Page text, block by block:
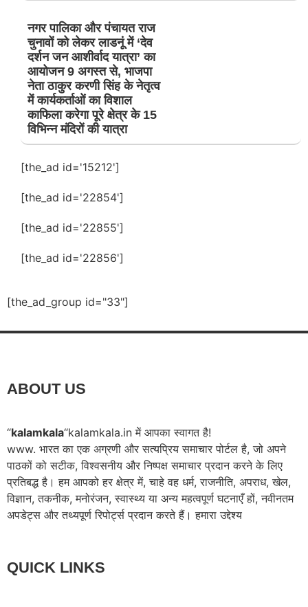
नगर पालिका और पंचायत राज
चुनावों को लेकर लाडनूं में ‘देव
दर्शन जन आशीर्वाद यात्रा’ का
आयोजन 9 अगस्त से, भाजपा
नेता ठाकुर करणी सिंह के नेतृत्व
में कार्यकर्ताओं का विशाल
काफिला करेगा पूरे क्षेत्र के 15
विभिन्न मंदिरों की यात्रा
[the_ad id='15212']
[the_ad id='22854']
[the_ad id='22855']
[the_ad id='22856']
[the_ad_group id="33"]
ABOUT US
“kalamkala“kalamkala.in में आपका स्वागत है!
www. भारत का एक अग्रणी और सत्यप्रिय समाचार पोर्टल है, जो अपने
पाठकों को सटीक, विश्वसनीय और निष्पक्ष समाचार प्रदान करने के लिए
प्रतिबद्ध है। हम आपको हर क्षेत्र में, चाहे वह धर्म, राजनीति, अपराध, खेल,
विज्ञान, तकनीक, मनोरंजन, स्वास्थ्य या अन्य महत्वपूर्ण घटनाएँ हों, नवीनतम
अपडेट्स और तथ्यपूर्ण रिपोर्ट्स प्रदान करते हैं। हमारा उद्देश्य
QUICK LINKS